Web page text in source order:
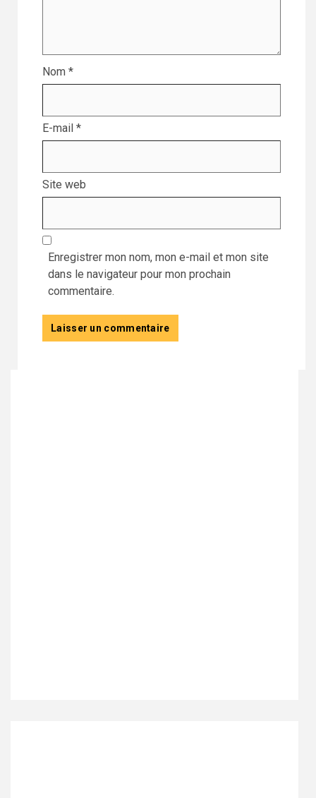
Nom *
E-mail *
Site web
Enregistrer mon nom, mon e-mail et mon site
dans le navigateur pour mon prochain
commentaire.